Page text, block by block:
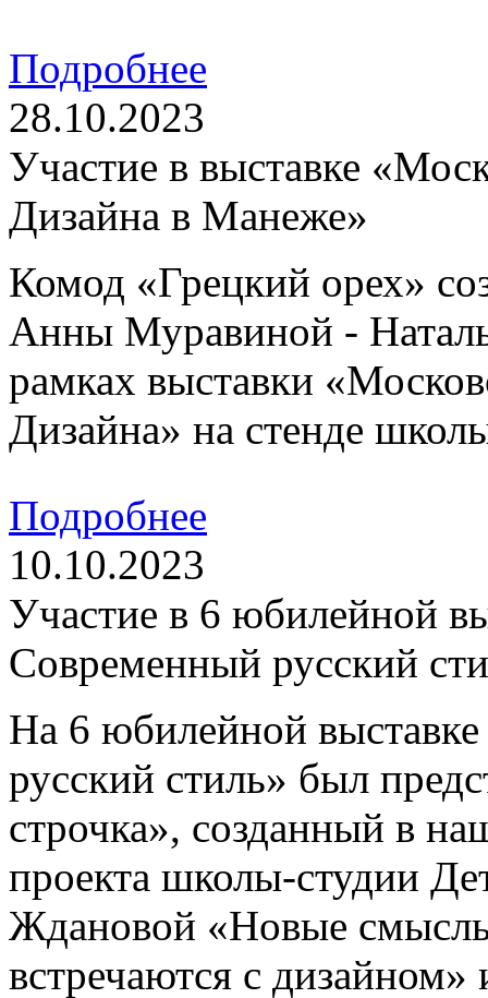
Подробнее
28.10.2023
Участие в выставке
Дизайна в Манеже»
Комод «Грецкий орех»
Анны Муравиной -
рамках выставки
Дизайна» на стенде
Подробнее
10.10.2023
Участие в 6 юбилейной
Современный русский
На 6 юбилейной
русский стиль» был
строчка», созданный в
проекта школы-студии
Ждановой «Новые
встречаются с